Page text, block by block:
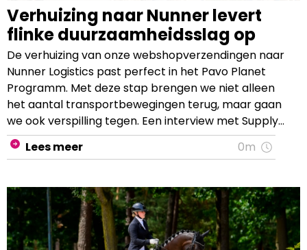
Verhuizing naar Nunner levert
flinke duurzaamheidsslag op
De verhuizing van onze webshopverzendingen naar
Nunner Logistics past perfect in het Pavo Planet
Programm. Met deze stap brengen we niet alleen
het aantal transportbewegingen terug, maar gaan
we ook verspilling tegen. Een interview met Supply
chain manager Koen Heikens.
Lees meer 0m